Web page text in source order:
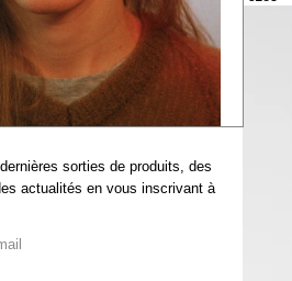
sorties de produits, des
actualités en vous inscrivant à